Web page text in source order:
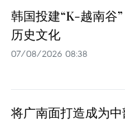
韩国投建“K-越南谷
历史文化
07/08/2026 08:38
将广南面打造成为